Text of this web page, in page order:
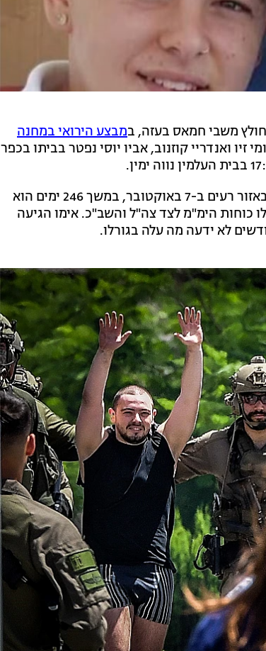
משבי חמאס בעזה, במבצע הירואי במחנה
ואנדריי קוזנוב, אביו יוסי נפטר בביתו בכפר
אלמוג מאיר ג'אן, בן 22 מאור יהודה, נחטף ממסיבת הנובה באזור רעים ב-7 באוקטובר, במשך 246 ימים הוא
כוחות הימ"מ לצד צה"ל והשב"כ. אימו הגיעה
לא ידעה מה עלה בגורלו.